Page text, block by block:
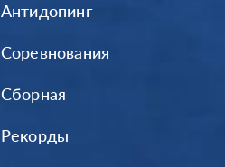
Антидопинг
Соревнования
Сборная
Рекорды